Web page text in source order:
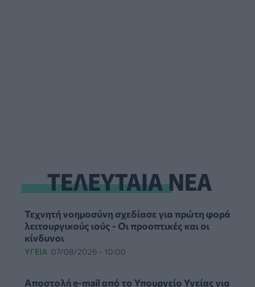
ΤΕΛΕΥΤΑΙΑ ΝΕΑ
Τεχνητή νοημοσύνη σχεδίασε για πρώτη φορά
λειτουργικούς ιούς - Oι προοπτικές και οι
κίνδυνοι
ΥΓΕΊΑ 07/08/2026 - 10:00
Αποστολή e-mail από το Υπουργείο Υγείας για